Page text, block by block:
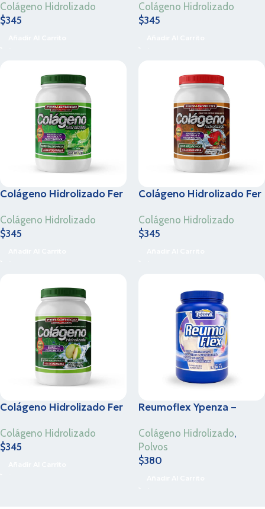
1.1 Kg
Colágeno Hidrolizado
$345
Zarzamora – 1.1 Kg
Colágeno Hidrolizado
$345
Colágeno Hidrolizado Fer
1.1 Kg
Colágeno Hidrolizado
$345
Colágeno Hidrolizado Fer
Canela – 1.1 Kg
Colágeno Hidrolizado
$345
Colágeno Hidrolizado Fer
– 1.1 Kg
Colágeno Hidrolizado
$345
Reumoflex Ypenza –
Colágeno Hidrolizado,
Polvos
$380